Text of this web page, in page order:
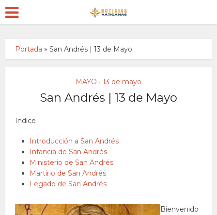
Portada »San Andrés | 13 de Mayo
MAYO • 13 de mayo
San Andrés | 13 de Mayo
Indice
Introducción a San Andrés
Infancia de San Andrés
Ministerio de San Andrés
Martirio de San Andrés
Legado de San Andrés
Bienvenido